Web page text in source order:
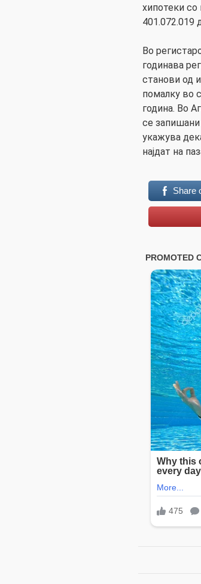
хипотеки со
401.072.019
Во
годинава
станови од
помалку во
година. Во
се
укажува
најдат на
Share